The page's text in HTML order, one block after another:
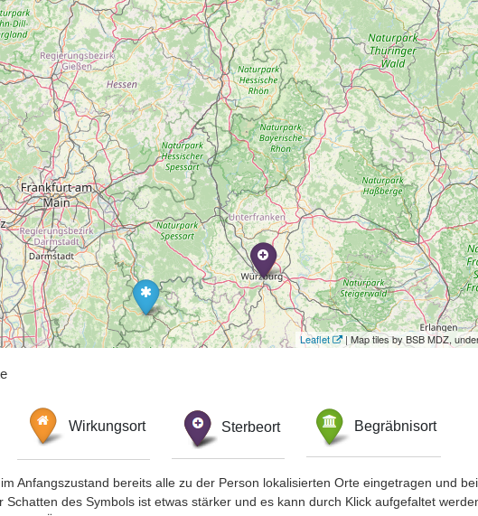
Leaflet | Map tiles by BSB MDZ,
Wirkungsort Sterbeort Begräbnisort
Anfangszustand bereits alle zu der Person lokalisierten Orte eingetragen und
Schatten des Symbols ist etwas stärker und es kann durch Klick aufgefaltet